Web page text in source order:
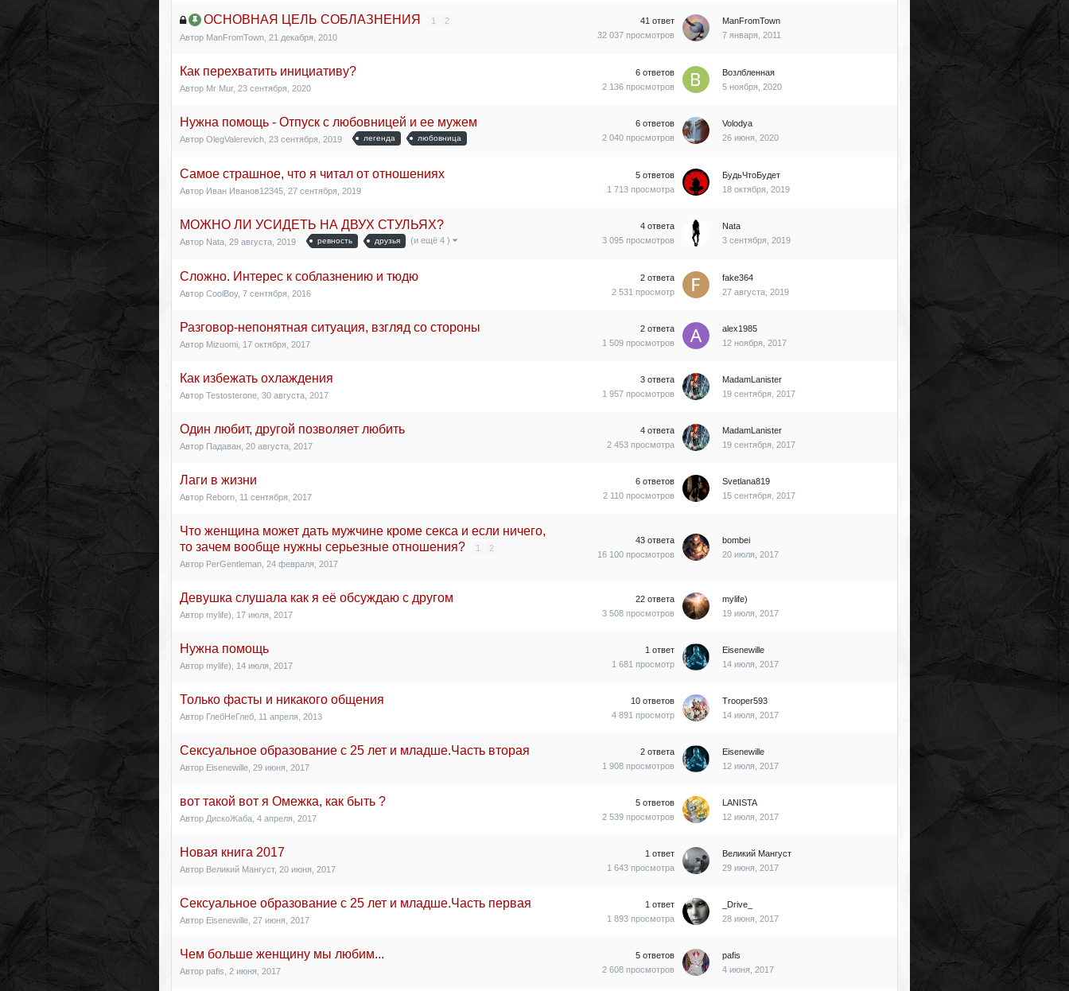
ОСНОВНАЯ ЦЕЛЬ СОБЛАЗНЕНИЯ 1
2
Автор ManFromTown 21 декабря, 2010
41 ответ
32 037 просмотров
ManFromTown
7 января, 2011
Как перехватить инициативу?
Автор Mr Mur, 23 сентября, 2020
6 ответов
2 136 просмотров
Возлбленная
5 ноября, 2020
Нужна помощь - Отпуск с любовницей и ее мужем
Автор OlegValerevich 23 сентября, 2019 легенда любовница
6 ответов
2 040 просмотров
Volodya
26 июня, 2020
Самое страшное, что я читал от отношениях
Автор Иван Иванов12345 27 сентября, 2019
5 ответов
1 713 просмотра
БудьЧтоБудет
18 октября, 2019
МОЖНО ЛИ УСИДЕТЬ НА ДВУХ СТУЛЬЯХ?
Автор Nata 29 августа, 2019 ревность друзья (и ещё 4 )
4 ответа
3 095 просмотров
Nata
3 сентября, 2019
Сложно. Интерес к соблазнению и тюдю
Автор CoolBoy, 7 сентября, 2016
2 ответа
2 531 просмотр
fake364
27 августа, 2019
Разговор-непонятная ситуация, взгляд со стороны
Автор Mizuomi 17 октября, 2017
2 ответа
1 509 просмотров
alex1985
12 ноября, 2017
Как избежать охлаждения
Автор Testosterone 30 августа, 2017
3 ответа
1 957 просмотров
MadamLanister
19 сентября, 2017
Один любит, другой позволяет любить
Автор Падаван 20 августа, 2017
4 ответа
2 453 просмотра
MadamLanister
19 сентября, 2017
Лаги в жизни
Автор Reborn 11 сентября, 2017
6 ответов
2 110 просмотров
Svetlana819
15 сентября, 2017
Что женщина может дать мужчине кроме секса и если ничего,
то зачем вообще нужны серьезные отношения?
1
2
Автор PerGentleman 24 февраля, 2017
43 ответа
16 100 просмотров
bombei
20 июля, 2017
Девушка слушала как я её обсуждаю с другом
Автор mylife) 17 июля, 2017
22 ответа
3 508 просмотров
mylife)
19 июля, 2017
Нужна помощь
Автор mylife) 14 июля, 2017
1 ответ
1 681 просмотр
Eisenewille
14 июля, 2017
Только фасты и никакого общения
Автор ГлебНеГлеб 11 апреля, 2013
10 ответов
4 891 просмотр
Trooper593
14 июля, 2017
Сексуальное образование с 25 лет и младше.Часть вторая
Автор Eisenewille 29 июня, 2017
2 ответа
1 908 просмотров
Eisenewille
12 июля, 2017
вот такой вот я Омежка, как быть ?
Автор ДискоЖаба 4 апреля, 2017
5 ответов
2 539 просмотров
LANISTA
12 июля, 2017
Новая книга 2017
Автор Великий Мангуст, 20 июня, 2017
1 ответ
1 643 просмотра
Великий Мангуст
29 июня, 2017
Сексуальное образование с 25 лет и младше.Часть первая
Автор Eisenewille 27 июня, 2017
1 ответ
1 893 просмотра
_Drive_
28 июня, 2017
Чем больше женщину мы любим...
Автор pafis 2 июня, 2017
5 ответов
2 608 просмотров
pafis
4 июня, 2017